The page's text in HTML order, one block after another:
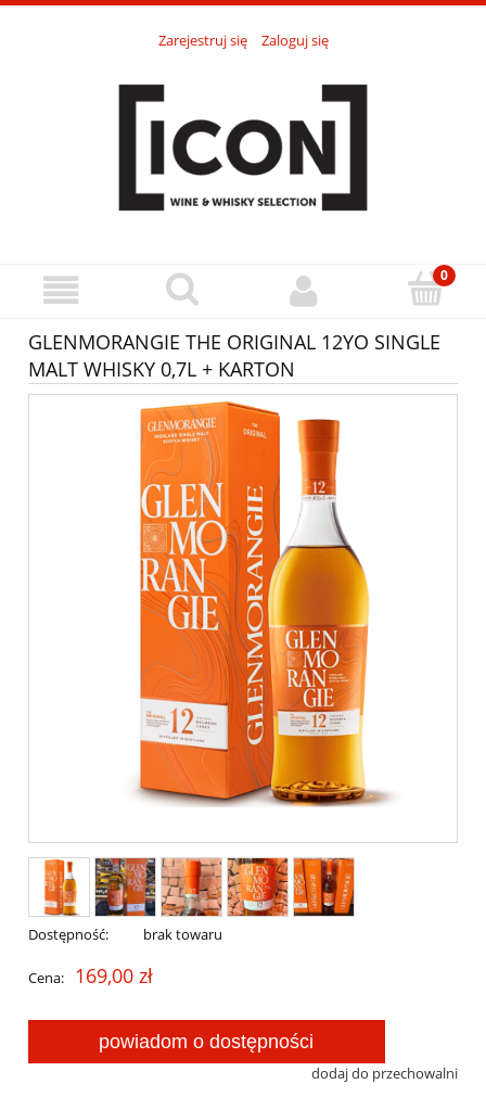
Zarejestruj się Zaloguj się
GLENMORANGIE THE ORIGINAL 12YO SINGLE
MALT WHISKY 0,7L + KARTON
Dostępność: brak towaru
Cena: 169,00 zł
powiadom o dostępności
dodaj do przechowalni